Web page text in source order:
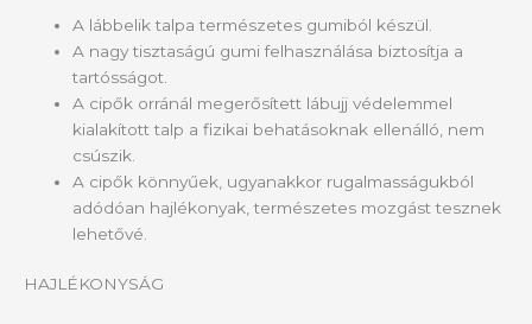
A lábbelik talpa természetes gumiból készül.
A nagy tisztaságú gumi felhasználása biztosítja a
tartósságot.
A cipők orránál megerősített lábujj védelemmel
kialakított talp a fizikai behatásoknak ellenálló, nem
csúszik.
A cipők könnyűek, ugyanakkor rugalmasságukból
adódóan hajlékonyak, természetes mozgást tesznek
lehetővé.
HAJLÉKONYSÁG